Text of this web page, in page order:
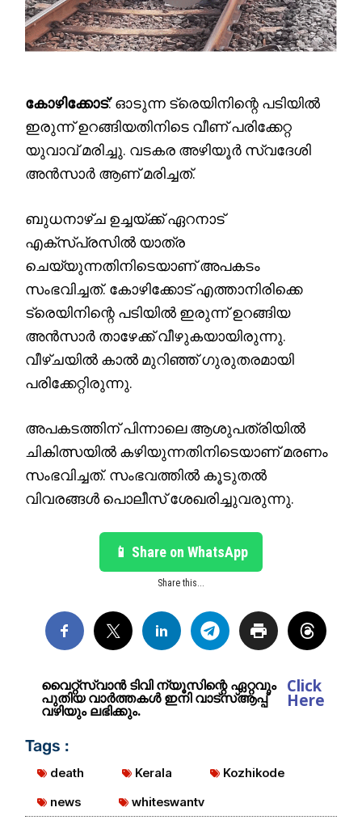
കോഴിക്കോട്: ഓടുന്ന ട്രെയിനിന്റെ പടിയിൽ
ഇരുന്ന് ഉറങ്ങിയതിനിടെ വീണ് പരിക്കേറ്റ
യുവാവ് മരിച്ചു. വടകര അഴിയൂർ സ്വദേശി
അൻസാർ ആണ് മരിച്ചത്.
ബുധനാഴ്ച ഉച്ചയ്ക്ക് ഏറനാട്
എക്സ്പ്രസിൽ യാത്ര
ചെയ്യുന്നതിനിടെയാണ് അപകടം
സംഭവിച്ചത്. കോഴിക്കോട് എത്താനിരിക്കെ
ട്രെയിനിന്റെ പടിയിൽ ഇരുന്ന് ഉറങ്ങിയ
അൻസാർ താഴേക്ക് വീഴുകയായിരുന്നു.
വീഴ്ചയിൽ കാൽ മുറിഞ്ഞ് ഗുരുതരമായി
പരിക്കേറ്റിരുന്നു.
അപകടത്തിന് പിന്നാലെ ആശുപത്രിയിൽ
ചികിത്സയിൽ കഴിയുന്നതിനിടെയാണ് മരണം
സംഭവിച്ചത്. സംഭവത്തിൽ കൂടുതൽ
വിവരങ്ങൾ പൊലീസ് ശേഖരിച്ചുവരുന്നു.
📱 Share on WhatsApp
Share this...
വൈറ്റ്സ്വാൻ ടിവി ന്യൂസിന്റെ ഏറ്റവും
പുതിയ വാർത്തകൾ ഇനി വാട്സ്ആപ്പ്
വഴിയും ലഭിക്കും.
Click
Here
Tags :
death Kerala
Kozhikode
news
whiteswantv